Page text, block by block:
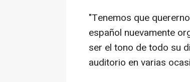
"Tenemos que
español nuevamente
ser el tono de todo su
auditorio en varias